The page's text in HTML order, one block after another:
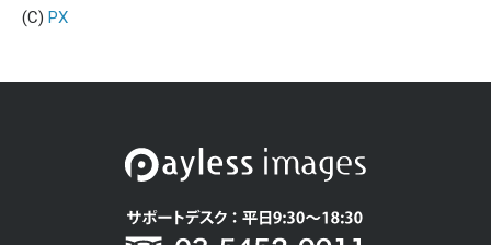
(C) PX